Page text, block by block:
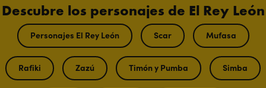
Descubre los personajes de El Rey León
Personajes El Rey León Scar Mufasa
Rafiki Zazú Timón y Pumba Simba